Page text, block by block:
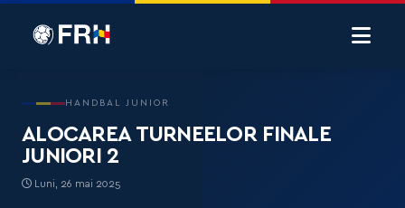
HANDBAL JUNIOR
ALOCAREA TURNEELOR FINALE
JUNIORI 2
Luni, 26 mai 2025